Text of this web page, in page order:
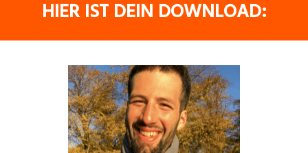
HIER IST DEIN DOWNLOAD: